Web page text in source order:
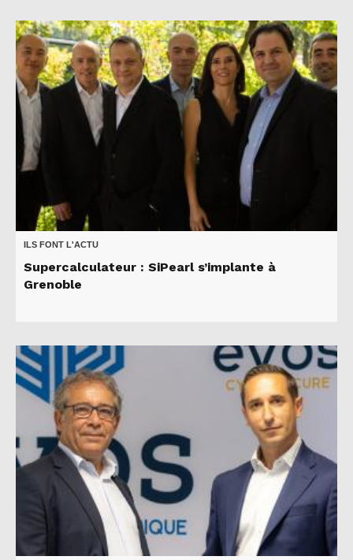
ILS FONT L'ACTU
Supercalculateur : SiPearl s’implante à
Grenoble